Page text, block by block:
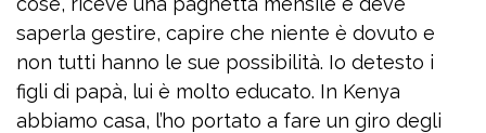
saperla gestire, capire che niente è dovuto e
non tutti hanno le sue possibilità. Io detesto i
figli di papà, lui è molto educato. In Kenya
abbiamo casa, l’ho portato a fare un giro degli